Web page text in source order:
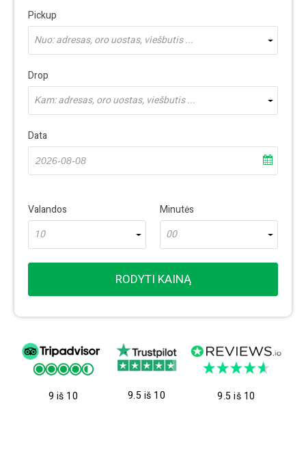
Pickup
Nuo: adresas, oro uostas, viešbutis ...
Drop
Kam: adresas, oro uostas, viešbutis ...
Data
Valandos
10
Minutės
00
RODYTI KAINĄ
9 iš 10 9.5 iš 10 9.5 iš 10